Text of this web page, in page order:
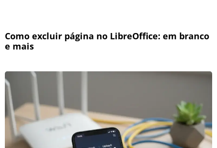
Como excluir página no LibreOffice: em branco
e mais